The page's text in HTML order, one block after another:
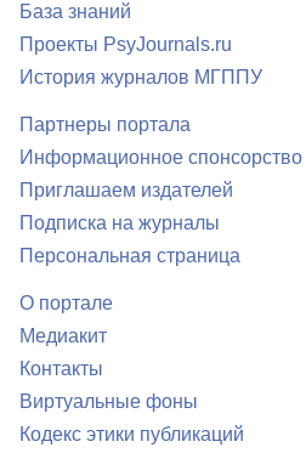
База знаний
Проекты PsyJournals.ru
История журналов МГППУ
Партнеры портала
Информационное спонсорство
Приглашаем издателей
Подписка на журналы
Персональная страница
О портале
Медиакит
Контакты
Виртуальные фоны
Кодекс этики публикаций